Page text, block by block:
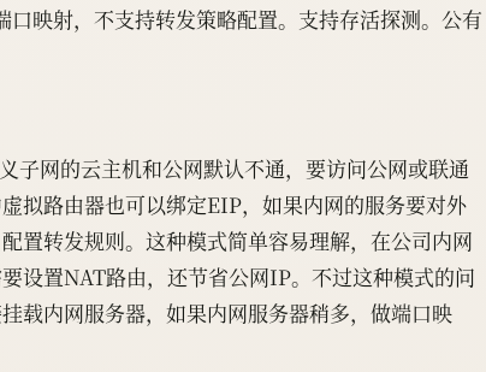
映射，不支持转发策略配置。支持存活探测。公有
子网的云主机和公网默认不通，要访问公网或联通
拟路由器也可以绑定EIP，如果内网的服务要对外
置转发规则。这种模式简单容易理解，在公司内网
设置NAT路由，还节省公网IP。不过这种模式的问
载内网服务器，如果内网服务器稍多，做端口映